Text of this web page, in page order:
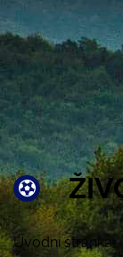
Úvodní stránka